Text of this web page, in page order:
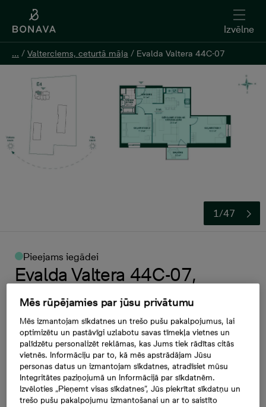
Izvēlne
... / Valterciems, ceturtā māja / Evalda Valtera 44C-07
1/47
Pieejams iegādei
Evalda Valtera 44C-07,
143 000 €, 3 -istabu
dzīvoklis, Platība
61,3 m²
Atstāt kontaktinformāciju
Izvēlne
... / Valterciems, ceturtā māja / Evalda Valtera 44C-07
Atstāt kontaktinformāciju
Mēs rūpējamies par jūsu privātumu
Mēs izmantojam sīkdatnes un trešo pušu pakalpojumus, lai
optimizētu un pastāvīgi uzlabotu savas tīmekļa vietnes un
palīdzētu personalizēt reklāmas, kas Jums tiek rādītas citās
vietnēs. Informāciju par to, kā mēs apstrādājam Jūsu
personas datus un izmantojam sīkdatnes, atradīsiet mūsu
Integritātes paziņojumā un Informācijā par sīkdatnēm.
Izvēloties „Pieņemt visas sīkdatnes”, Jūs piekrītat sīkdatņu un
trešo pušu pakalpojumu izmantošanai un ar to saistīto